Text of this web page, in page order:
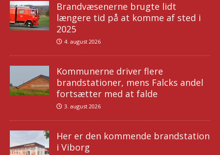
Brandvæsenerne brugte lidt
længere tid på at komme af sted i
2025
4. august 2026
Kommunerne driver flere
brandstationer, mens Falcks andel
fortsætter med at falde
3. august 2026
Her er den kommende brandstation
i Viborg